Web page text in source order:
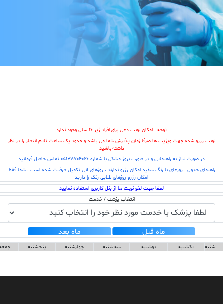
توجه : امکان نوبت دهی برای افراد زیر 16 سال وجود ندارد
نوبت رزرو شده جهت ویزیت ها صرفا زمان پذیرش شما می باشد و حدود یک ساعت تایم انتظار را در نظر
داشته باشید
در صورت نیاز به راهنمایی و در صورت بروز مشکل با شماره 05138704066 تماس حاصل فرمائید
راهنمای جدول : روزهای با رنگ سفید امکان رزرو ندارند ، روزهای آبی تکمیل ظرفیت شده است ، شما فقط
امکان رزرو روزهای طلایی رنگ را دارید
لطفا جهت لغو نوبت ها از پنل کاربری استفاده نمایید
انتخاب پزشک / خدمت
ماه قبل ماه بعد
شنبه یکشنبه دوشنبه سه شنبه چهارشنبه پنجشنبه جمعه